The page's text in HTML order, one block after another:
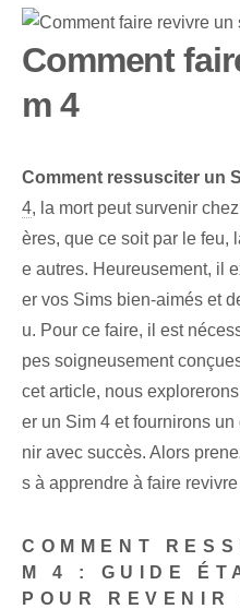
Comment
m 4
Comment ressusciter un
4, la mort peut survenir
ères, que ce soit par le feu,
e autres. Heureusement, il
er vos Sims bien-aimés et
u. Pour ce faire, il est
pes soigneusement
cet article, nous
er un Sim 4 et fournirons un
nir avec succès. Alors
s à apprendre à faire
COMMENT
M 4 : GUIDE
POUR